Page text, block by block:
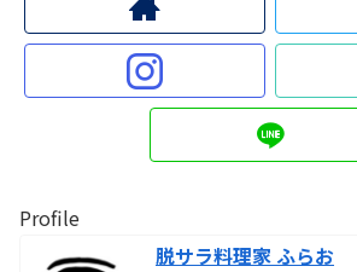
Profile
脱サラ料理家 ふらお